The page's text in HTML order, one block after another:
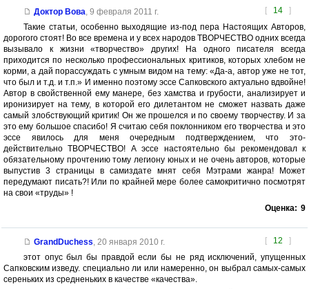
[ 14 ]
Доктор Вова, 9 февраля 2011 г.
Такие статьи, особенно выходящие из-под пера Настоящих Авторов,
дорогого стоят! Во все времена и у всех народов ТВОРЧЕСТВО одних всегда
вызывало к жизни «творчество» других! На одного писателя всегда
приходится по несколько профессиональных критиков, которых хлебом не
корми, а дай порассуждать с умным видом на тему: «Да-а, автор уже не тот,
что был и т.д. и т.п.» И именно поэтому эссе Сапковского актуально вдвойне!
Автор в свойственной ему манере, без хамства и грубости, анализирует и
иронизирует на тему, в которой его дилетантом не сможет назвать даже
самый злобствующий критик! Он же прошелся и по своему творчеству. И за
это ему большое спасибо! Я считаю себя поклонником его творчества и это
эссе явилось для меня очередным подтверждением, что это-
действительно ТВОРЧЕСТВО! А эссе настоятельно бы рекомендовал к
обязательному прочтению тому легиону юных и не очень авторов, которые
выпустив 3 страницы в самиздате мнят себя Мэтрами жанра! Может
передумают писать?! Или по крайней мере более самокритично посмотрят
на свои «труды» !
Оценка: 9
[ 12 ]
GrandDuchess, 20 января 2010 г.
этот опус был бы правдой если бы не ряд исключений, упущенных
Сапковским изведу. специально ли или намеренно, он выбрал самых-самых
сереньких из средненьких в качестве «качества».